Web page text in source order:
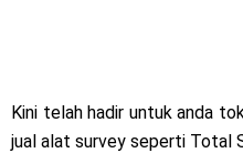
Kini telah hadir untuk anda
jual alat survey seperti Total